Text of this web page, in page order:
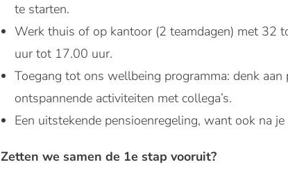
te starten.
Werk thuis of op kantoor (2 teamdagen) met 32
uur tot 17.00 uur.
Toegang tot ons wellbeing programma: denk
ontspannende activiteiten met collega’s.
Een uitstekende pensioenregeling, want ook na
Zetten we samen de 1e stap vooruit?